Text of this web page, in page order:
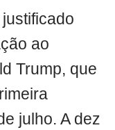
ao
Trump, que
julho. A dez